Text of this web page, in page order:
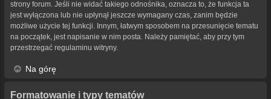
strony forum. Jeśli nie widać takiego odnośnika, oznacza to, że funkcja ta
jest wyłączona lub nie upłynął jeszcze wymagany czas, zanim będzie
możliwe użycie tej funkcji. Innym, łatwym sposobem na przesunięcie tematu
na początek, jest napisanie w nim posta. Należy pamiętać, aby przy tym
przestrzegać regulaminu witryny.
Na górę
Formatowanie i typy tematów